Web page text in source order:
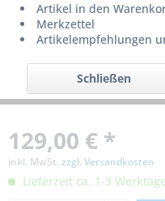
129,00 € *
inkl. MwSt. zzgl. Versandkosten
Lieferzeit ca. 1-3 Werktage
Artikel in den
Merkzettel
Artikelempfehlungen
Schließen